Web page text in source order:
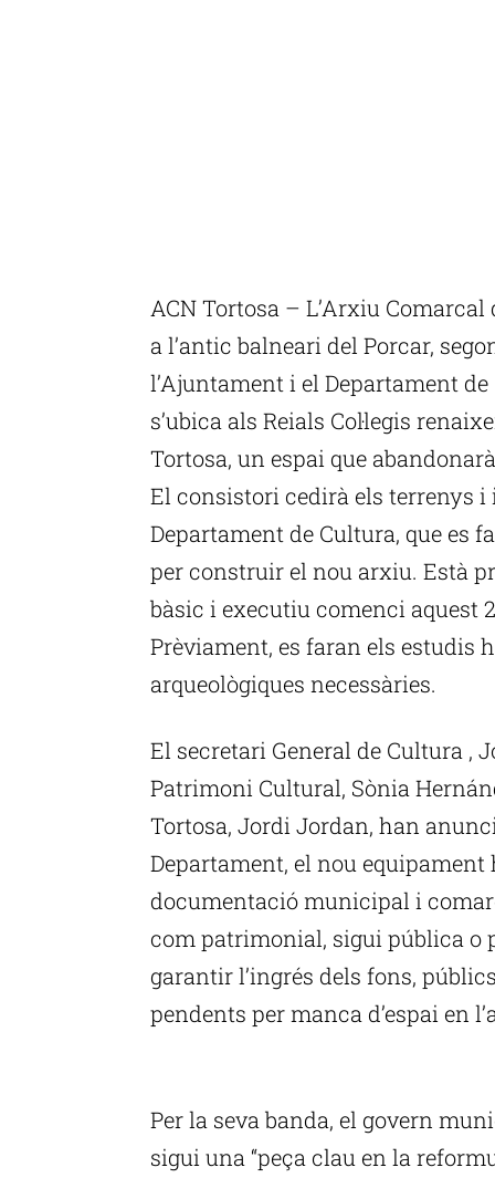
ACN Tortosa – L’Arxiu
a l’antic balneari del Porcar,
l’Ajuntament i el Departament
s’ubica als Reials Col·legis
Tortosa, un espai que
El consistori cedirà els terrenys
Departament de Cultura, que es
per construir el nou arxiu. Està
bàsic i executiu comenci
Prèviament, es faran els estudis
arqueològiques necessàries.
El secretari General de Cultura ,
Patrimoni Cultural, Sònia
Tortosa, Jordi Jordan, han
Departament, el nou
documentació municipal i
com patrimonial, sigui pública o
garantir l’ingrés dels fons,
pendents per manca d’espai en
Per la seva banda, el govern
sigui una “peça clau en la